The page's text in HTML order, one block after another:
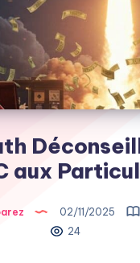
aux
02/11/2025
24